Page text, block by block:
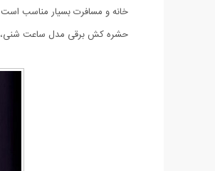
خانه و مسافرت بسیار مناسب
حشره کش برقی مدل ساعت شنی،